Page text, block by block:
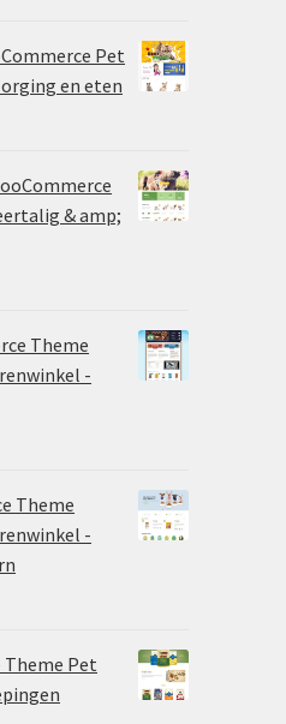
Pet
en eten
& amp;
Theme
-
Theme
-
Theme Pet